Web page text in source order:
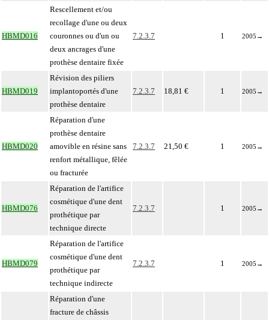
HBMD016
Rescellement et/ou
recollage d'une ou deux
couronnes ou d'un ou
deux ancrages d'une
prothèse dentaire fixée
7.2.3.7 1 2005 →
HBMD019
Révision des piliers
implantoportés d'une
prothèse dentaire
7.2.3.7 18,81 € 1 2005 →
HBMD020
Réparation d'une
prothèse dentaire
amovible en résine sans
renfort métallique, fêlée
ou fracturée
7.2.3.7 21,50 € 1 2005 →
HBMD076
Réparation de l'artifice
cosmétique d'une dent
prothétique par
technique directe
7.2.3.7 1 2005 →
HBMD079
Réparation de l'artifice
cosmétique d'une dent
prothétique par
technique indirecte
7.2.3.7 1 2005 →
Réparation d'une
fracture de châssis